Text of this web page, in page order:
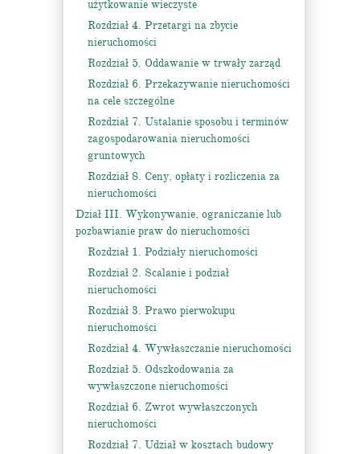
użytkowanie wieczyste
Rozdział 4. Przetargi na zbycie
nieruchomości
Rozdział 5. Oddawanie w trwały zarząd
Rozdział 6. Przekazywanie nieruchomości
na cele szczególne
Rozdział 7. Ustalanie sposobu i terminów
zagospodarowania nieruchomości
gruntowych
Rozdział 8. Ceny, opłaty i rozliczenia za
nieruchomości
Dział III. Wykonywanie, ograniczanie lub
pozbawianie praw do nieruchomości
Rozdział 1. Podziały nieruchomości
Rozdział 2. Scalanie i podział
nieruchomości
Rozdział 3. Prawo pierwokupu
nieruchomości
Rozdział 4. Wywłaszczanie nieruchomości
Rozdział 5. Odszkodowania za
wywłaszczone nieruchomości
Rozdział 6. Zwrot wywłaszczonych
nieruchomości
Rozdział 7. Udział w kosztach budowy